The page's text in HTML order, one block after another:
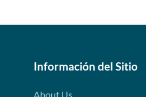
Información del Sitio
About Us